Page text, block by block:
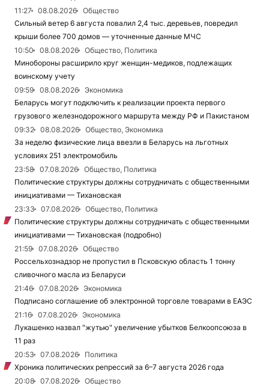
11:27
08.08.2026
Общество
Сильный ветер 6 августа повалил 2,4 тыс. деревьев, повредил
крыши более 700 домов — уточненные данные МЧС
10:50
08.08.2026
Общество, Политика
Минобороны расширило круг женщин-медиков, подлежащих
воинскому учету
09:59
08.08.2026
Экономика
Беларусь могут подключить к реализации проекта первого
грузового железнодорожного маршрута между РФ и Пакистаном
09:32
08.08.2026
Общество, Экономика
За неделю физические лица ввезли в Беларусь на льготных
условиях 251 электромобиль
23:58
07.08.2026
Общество, Политика
Политические структуры должны сотрудничать с общественными
инициативами — Тихановская
23:33
07.08.2026
Общество, Политика
Политические структуры должны сотрудничать с общественными
инициативами — Тихановская (подробно)
21:59
07.08.2026
Общество
Россельхознадзор не пропустил в Псковскую область 1 тонну
сливочного масла из Беларуси
21:46
07.08.2026
Экономика
Подписано соглашение об электронной торговле товарами в ЕАЭС
21:16
07.08.2026
Экономика
Лукашенко назвал "жутью" увеличение убытков Белкоопсоюза в
11 раз
20:53
07.08.2026
Политика
Хроника политических репрессий за 6–7 августа 2026 года
20:08
07.08.2026
Общество